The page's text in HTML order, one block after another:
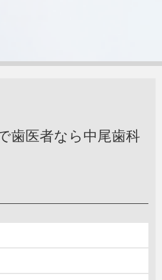
歯医者なら中尾歯科